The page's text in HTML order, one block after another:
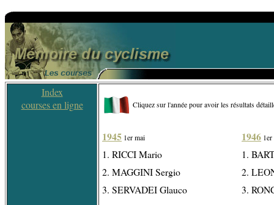
Index
courses en ligne
Cliquez sur l'année pour avoir les résultats
1945 1er mai
1. RICCI Mario
2. MAGGINI Sergio
3. SERVADEI Glauco
1946
1.
2.
3.